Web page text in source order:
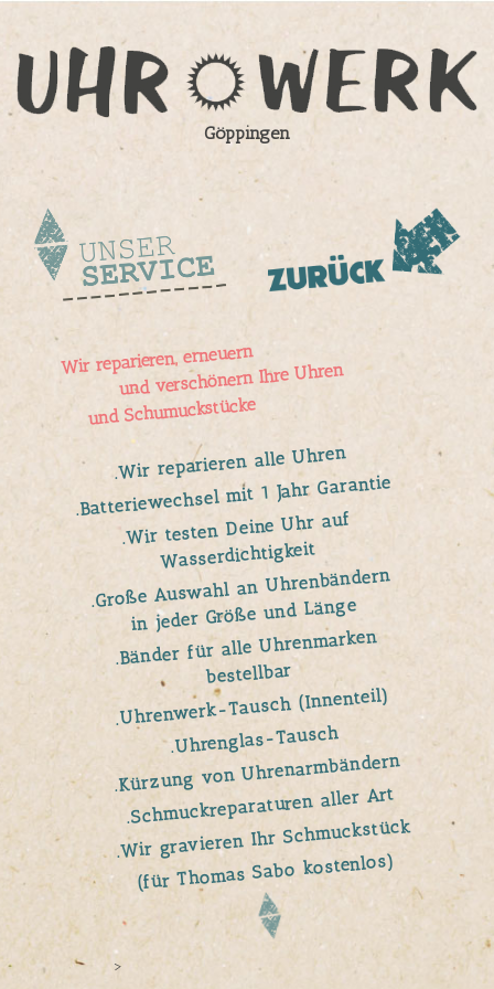
Göppingen
Wir reparieren, erneuern
und verschönern Ihre Uhren
und Schumuckstücke
.Wir reparieren alle Uhren
.Batteriewechsel mit 1 Jahr Garantie
.Wir testen Deine Uhr auf
Wasserdichtigkeit
.Große Auswahl an Uhrenbändern
in jeder Größe und Länge
.Bänder für alle Uhrenmarken
bestellbar
.Uhrenwerk-Tausch (Innenteil)
.Uhrenglas-Tausch
.Kürzung von Uhrenarmbändern
.Schmuckreparaturen aller Art
.Wir gravieren Ihr Schmuckstück
(für Thomas Sabo kostenlos)
>